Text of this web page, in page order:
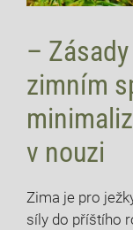
–
zimním
v nouzi
Zima je pro
síly do příštího